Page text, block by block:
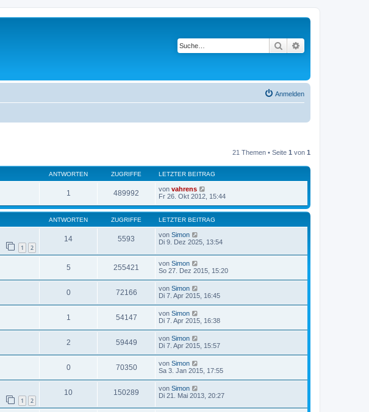
Suche
Anmelden
21 Themen • Seite 1 von 1
ANTWORTEN ZUGRIFFE LETZTER BEITRAG
1 489992 von vahrens
Fr 26. Okt 2012, 15:44
ANTWORTEN ZUGRIFFE LETZTER BEITRAG
1 2
14 5593 von Simon
Di 9. Dez 2025, 13:54
5 255421 von Simon
So 27. Dez 2015, 15:20
0 72166 von Simon
Di 7. Apr 2015, 16:45
1 54147 von Simon
Di 7. Apr 2015, 16:38
2 59449 von Simon
Di 7. Apr 2015, 15:57
0 70350 von Simon
Sa 3. Jan 2015, 17:55
1 2
10 150289 von Simon
Di 21. Mai 2013, 20:27